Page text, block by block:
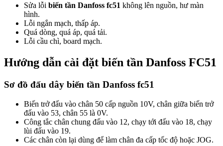
Sửa lỗi biến tần Danfoss fc51 không lên nguồn, hư màn
hình.
Lỗi ngắn mạch, thấp áp.
Quá dòng, quá áp, quá tải.
Lỗi cầu chì, board mạch.
Hướng dẫn cài đặt biến tần Danfoss FC51
Sơ đồ đấu dây biến tần Danfoss fc51
Biến trở đấu vào chân 50 cấp nguồn 10V, chân giữa biến trở
đấu vào 53, chân 55 là 0V.
Công tắc chân chung đấu vào 12, chạy tới đấu vào 18, chạy
lùi đấu vào 19.
Các chân còn lại dùng để làm chân đa cấp tốc độ hoặc JOG.